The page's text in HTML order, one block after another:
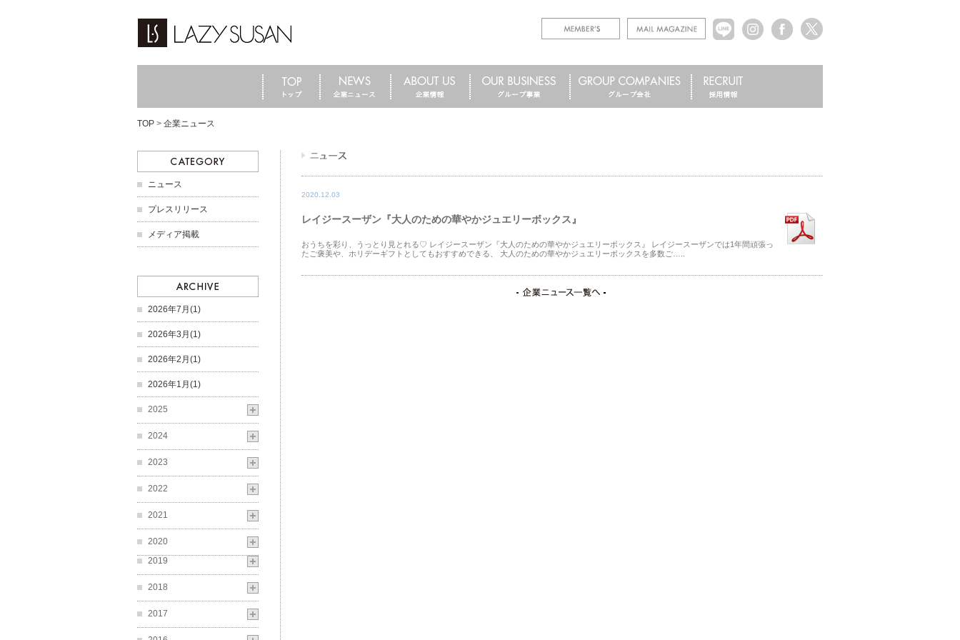
TOP > 企業ニュース
ニュース
プレスリリース
メディア掲載
2026年7月(1)
2026年3月(1)
2026年2月(1)
2026年1月(1)
2025
2024
2023
2022
2021
2020
2019
2018
2017
2020.12.03
レイジースーザン『大人のための華やかジュエリーボックス』
おうちを彩り、うっとり見とれる♡ レイジースーザン『大人のための華やかジュエリーボックス』 レイジースーザンでは1年間頑張っ
たご褒美や、ホリデーギフトとしてもおすすめできる、 大人のための華やかジュエリーボックスを多数ご…..